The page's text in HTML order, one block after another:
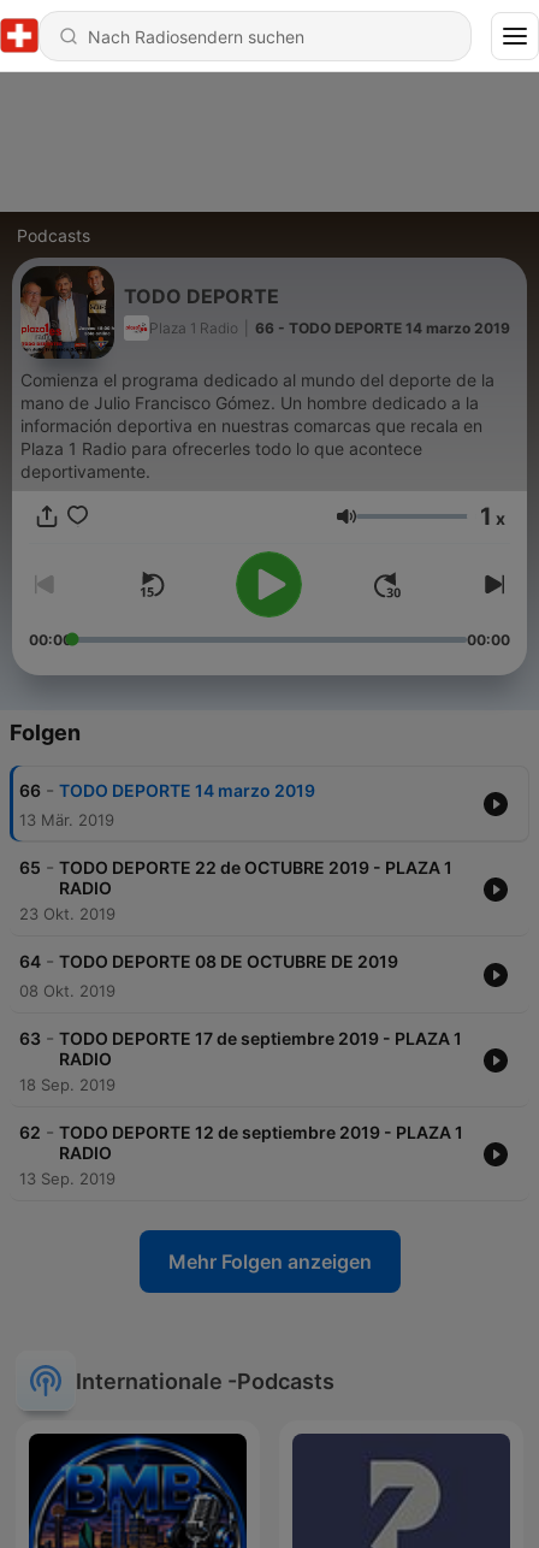
Podcasts
TODO DEPORTE
Plaza 1 Radio 66 - TODO DEPORTE 14 marzo 2019
Comienza el programa dedicado al mundo del deporte de la
mano de Julio Francisco Gómez. Un hombre dedicado a la
información deportiva en nuestras comarcas que recala en
Plaza 1 Radio para ofrecerles todo lo que acontece
deportivamente.
Lautstärke 1 x
00:00 00:00
Folgen
66 - TODO DEPORTE 14 marzo 2019
13 Mär. 2019
65 - TODO DEPORTE 22 de OCTUBRE 2019 - PLAZA 1
RADIO
23 Okt. 2019
64 - TODO DEPORTE 08 DE OCTUBRE DE 2019
08 Okt. 2019
63 - TODO DEPORTE 17 de septiembre 2019 - PLAZA 1
RADIO
18 Sep. 2019
62 - TODO DEPORTE 12 de septiembre 2019 - PLAZA 1
RADIO
13 Sep. 2019
Mehr Folgen anzeigen
Internationale -Podcasts